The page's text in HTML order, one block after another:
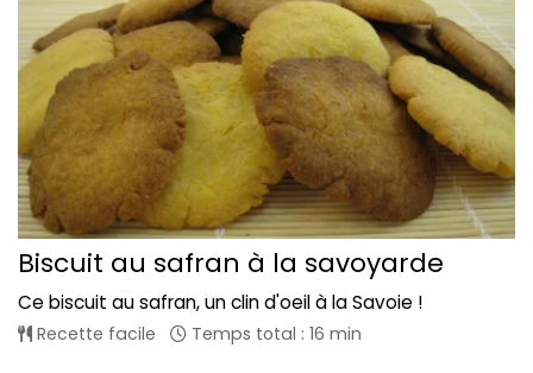
Biscuit au safran à la savoyarde
Ce biscuit au safran, un clin d'oeil à la Savoie !
Recette facile Temps total : 16 min